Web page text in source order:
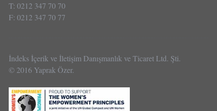
T: 0212 347 70 70
F: 0212 347 70 77
İndeks İçerik ve İletişim Danışmanlık ve Ticaret Ltd. Şti.
© 2016 Yaprak Özer.